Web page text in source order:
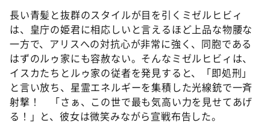
長い青髪と抜群のスタイルが目を引くミゼルヒビィ
は、皇庁の姫君に相応しいと言えるほど上品な物腰な
一方で、アリスへの対抗心が非常に強く、同胞である
はずのルゥ家にも容赦ない。そんなミゼルヒビィは、
イスカたちとルゥ家の従者を発見すると、「即処刑」
と言い放ち、星霊エネルギーを集積した光線銃で一斉
射撃！ 「さぁ、この世で最も気高い力を見せてあげ
る！」と、彼女は微笑みながら宣戦布告した。